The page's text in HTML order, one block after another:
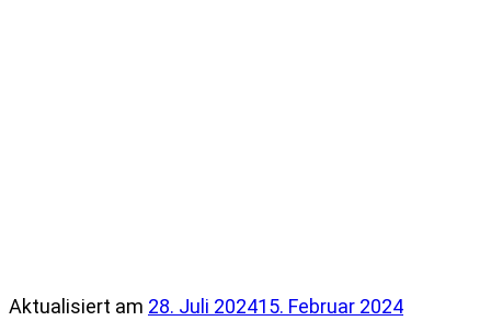
Aktualisiert am 28. Juli 202415. Februar 2024